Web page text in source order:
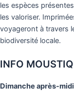
les espèces
les valoriser.
voyageront à travers
biodiversité locale.
INFO
Dimanche après-